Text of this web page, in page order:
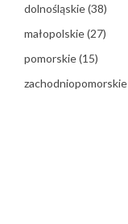
dolnośląskie(38)
małopolskie(27)
pomorskie(15)
zachodniopomorskie